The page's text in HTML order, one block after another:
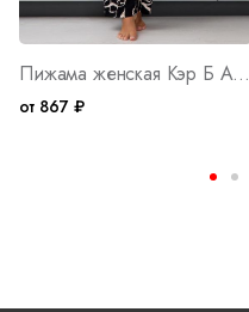
Пижама женская Кэр Б Арт. 10401
от 867 ₽